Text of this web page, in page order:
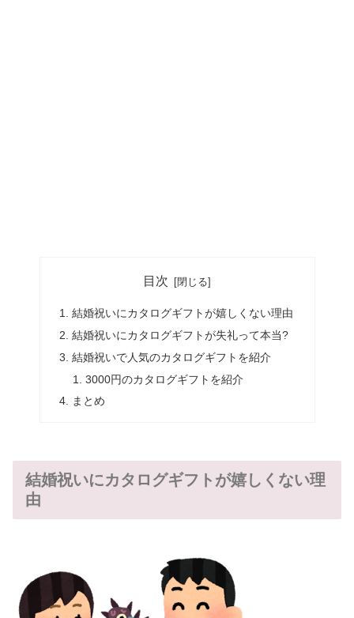
目次
結婚祝いにカタログギフトが嬉しくない理由
結婚祝いにカタログギフトが失礼って本当?
結婚祝いで人気のカタログギフトを紹介
3000円のカタログギフトを紹介
まとめ
結婚祝いにカタログギフトが嬉しくない理
由